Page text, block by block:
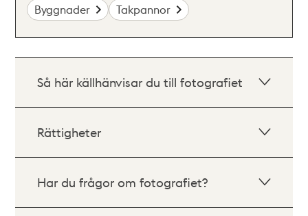
Byggnader
Takpannor
Så här källhänvisar du till fotografiet
Rättigheter
Har du frågor om fotografiet?